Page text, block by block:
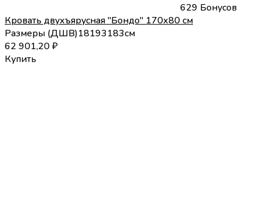
629 Бонусов
Кровать двухъярусная "Бондо" 170х80 см
Размеры (ДШВ)18193183см
62 901,20₽
Купить